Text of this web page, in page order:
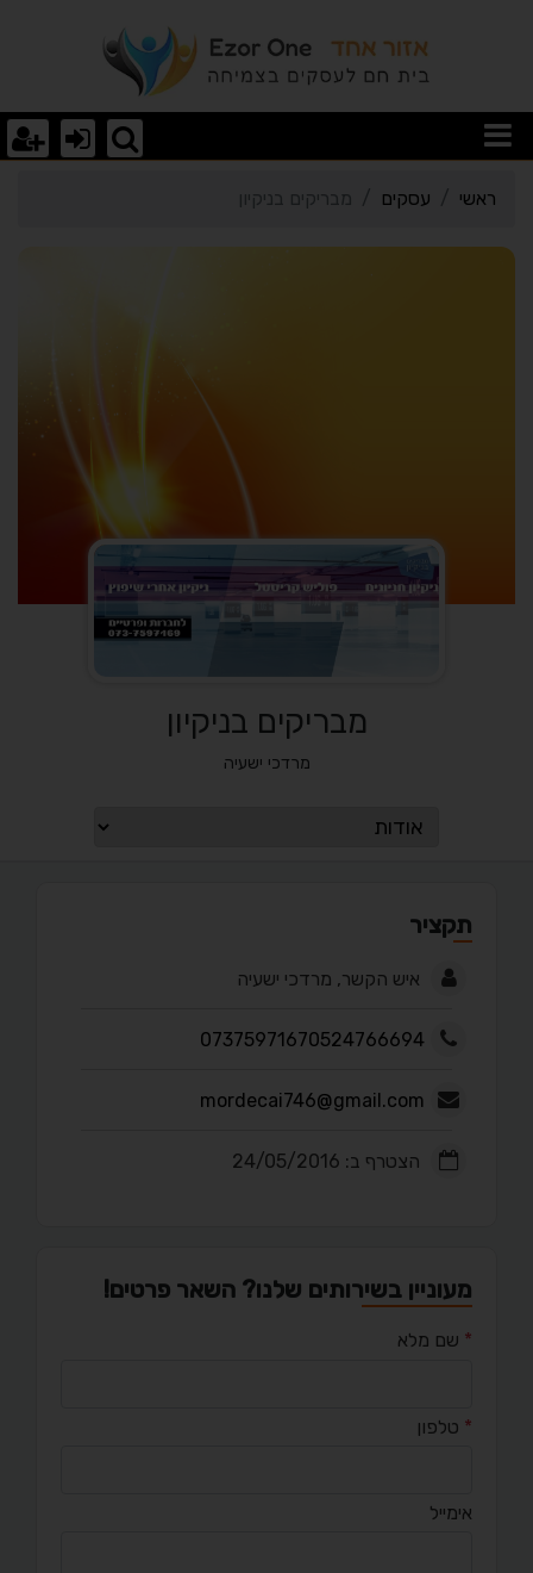
פרטי כרטיס העסק מבריקים
ראשי עסקים מבריקים בניקיון
מבריקים בניקיון
מרדכי ישעיה
תקציר
איש הקשר, מרדכי ישעיה
07375971670524766694
mordecai746@gmail.com
הצטרף ב: 24/05/2016
מעוניין בשירותים שלנו? השאר פרטים!
* שם מלא
* טלפון
אימייל